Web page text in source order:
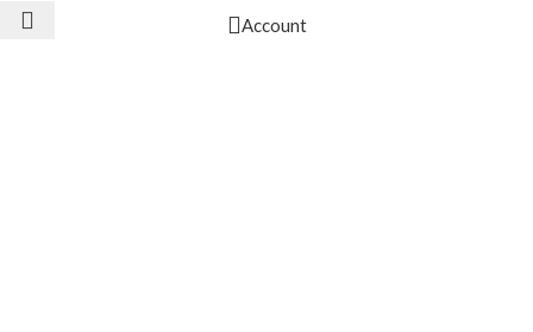
Account